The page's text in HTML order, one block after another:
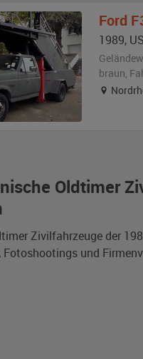
Oldtimer
Zivilfahrzeuge der
und
Ford
1989,
braun,